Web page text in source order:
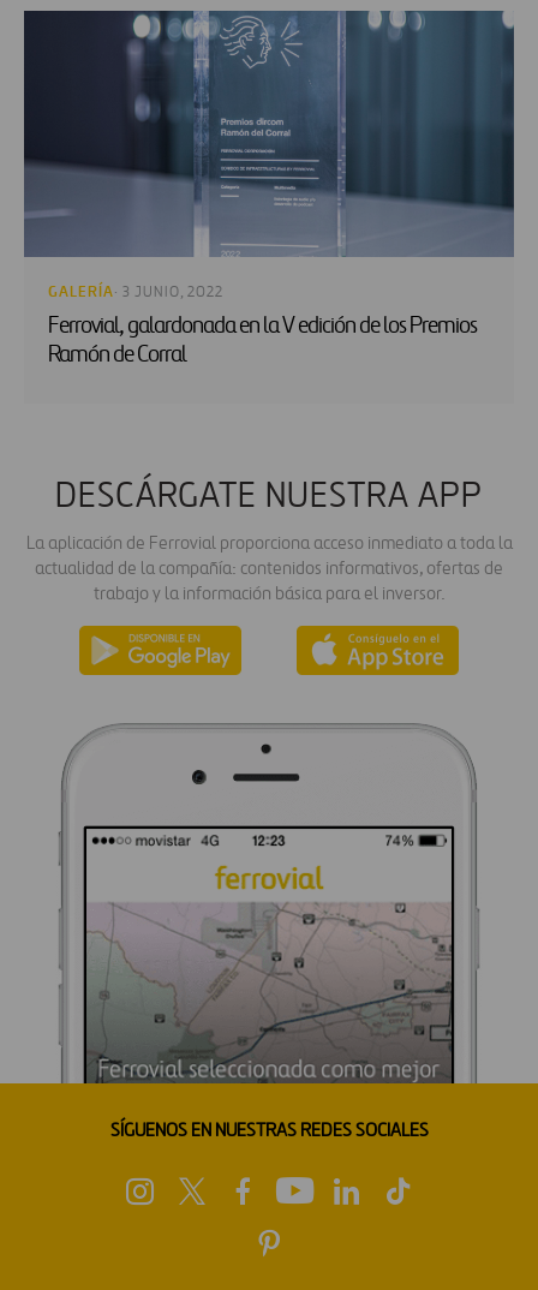
GALERÍA· 3 JUNIO, 2022
Ferrovial, galardonada en la V edición de los Premios
Ramón de Corral
DESCÁRGATE NUESTRA APP
La aplicación de Ferrovial proporciona acceso inmediato a toda la
actualidad de la compañía: contenidos informativos, ofertas de
trabajo y la información básica para el inversor.
SÍGUENOS EN NUESTRAS REDES SOCIALES